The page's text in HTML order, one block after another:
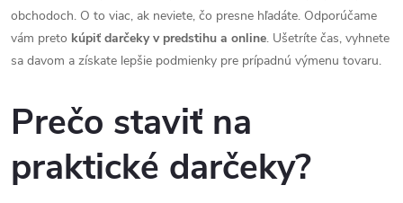
obchodoch. O to viac, ak neviete, čo presne hľadáte. Odporúčame
vám preto kúpiť darčeky v predstihu a online. Ušetríte čas, vyhnete
sa davom a získate lepšie podmienky pre prípadnú výmenu tovaru.
Prečo staviť na
praktické darčeky?